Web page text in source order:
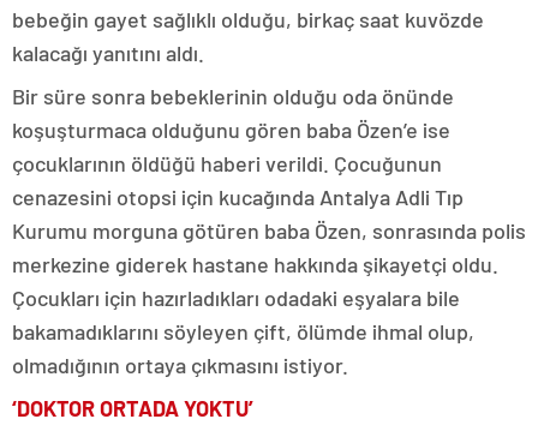
bebeğin gayet sağlıklı olduğu, birkaç saat kuvözde
kalacağı yanıtını aldı.
Bir süre sonra bebeklerinin olduğu oda önünde
koşuşturmaca olduğunu gören baba Özen’e ise
çocuklarının öldüğü haberi verildi. Çocuğunun
cenazesini otopsi için kucağında Antalya Adli Tıp
Kurumu morguna götüren baba Özen, sonrasında polis
merkezine giderek hastane hakkında şikayetçi oldu.
Çocukları için hazırladıkları odadaki eşyalara bile
bakamadıklarını söyleyen çift, ölümde ihmal olup,
olmadığının ortaya çıkmasını istiyor.
‘DOKTOR ORTADA YOKTU’